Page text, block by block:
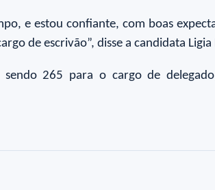
e estou confiante, com boas
de escrivão”, disse a candidata Ligia
265 para o cargo de